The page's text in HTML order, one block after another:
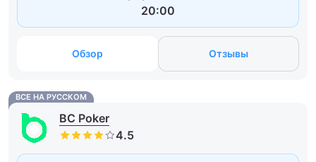
20:00
Обзор Отзывы
ВСЕ НА РУССКОМ
BC Poker